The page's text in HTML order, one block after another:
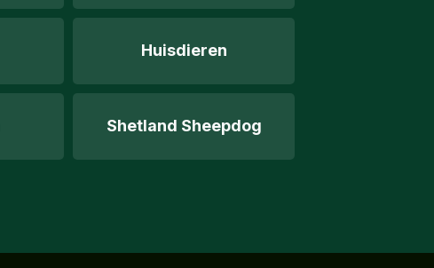
Huisdieren
Shetland Sheepdog